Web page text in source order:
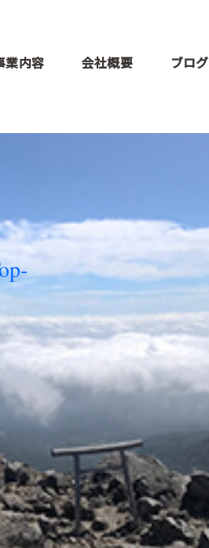
業内容 会社概要 ブログ